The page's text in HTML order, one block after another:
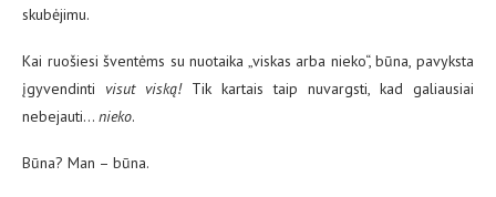
skubėjimu.
Kai ruošiesi šventėms su nuotaika „viskas arba nieko“, būna, pavyksta
įgyvendinti visut viską!Tik kartais taip nuvargsti, kad galiausiai
nebejauti… nieko.
Būna? Man – būna.